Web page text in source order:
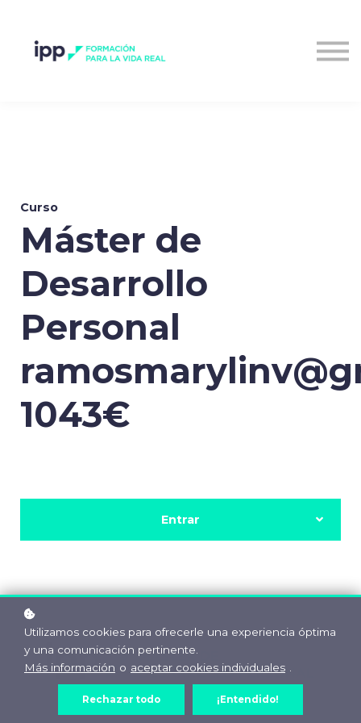
Curso
Máster de
Desarrollo
Personal
1043€
Entrar
Utilizamos cookies para ofrecerle una experiencia óptima
y una comunicación pertinente.
Más información o aceptar cookies individuales
Rechazar todo ¡Entendido!